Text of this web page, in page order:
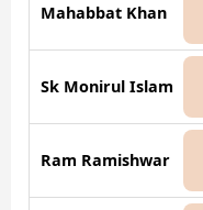
Mahabbat Khan
Sk Monirul Islam
Ram Ramishwar